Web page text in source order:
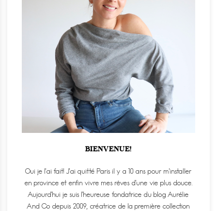
BIENVENUE!
Oui je l'ai fait! J'ai quitté Paris il y a 10 ans pour m'installer
en province et enfin vivre mes rêves d'une vie plus douce.
Aujourd'hui je suis l'heureuse fondatrice du blog Aurélie
And Co depuis 2009, créatrice de la première collection